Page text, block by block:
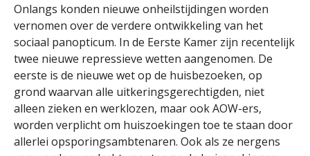
Onlangs konden nieuwe onheilstijdingen worden
vernomen over de verdere ontwikkeling van het
sociaal panopticum. In de Eerste Kamer zijn recentelijk
twee nieuwe repressieve wetten aangenomen. De
eerste is de nieuwe wet op de huisbezoeken, op
grond waarvan alle uitkeringsgerechtigden, niet
alleen zieken en werklozen, maar ook AOW-ers,
worden verplicht om huiszoekingen toe te staan door
allerlei opsporingsambtenaren. Ook als ze nergens